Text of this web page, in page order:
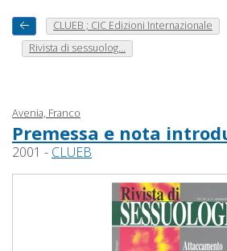
CLUEB ; CIC Edizioni Internazionale
Rivista di sessuolog...
Avenia, Franco
Premessa e nota
2001 - CLUEB